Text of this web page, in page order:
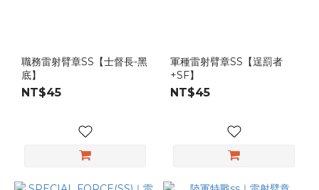
職務雷射臂章SS【士督長-黑
底】
NT$45
軍種雷射臂章SS【逞罰者
+SF】
NT$45